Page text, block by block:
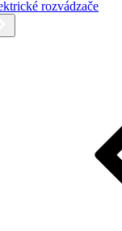
rozvádzače